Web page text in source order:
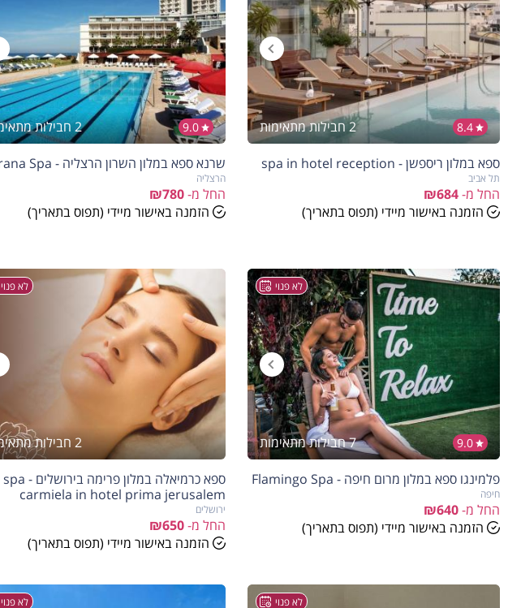
8.4 2 חבילות מתאימות
ספא במלון ריספשן - spa in hotel reception
תל אביב
החל מ-₪684
הזמנה באישור מיידי (תפוס בתאריך)
9.0 2 חבילות מתאימות
שרנא ספא במלון השרון הרצליה - Sarana Spa
הרצליה
החל מ-₪780
הזמנה באישור מיידי (תפוס בתאריך)
לא פנוי
5%בהזמנה להיום
9.0 7 חבילות מתאימות
פלמינגו ספא במלון מרום חיפה - Flamingo Spa
חיפה
החל מ-₪640
הזמנה באישור מיידי (תפוס בתאריך)
לא פנוי
2 חבילות מתאימות
ספא כרמיאלה במלון פרימה בירושלים - spa
carmiela in hotel prima jerusalem
ירושלים
החל מ-₪650
הזמנה באישור מיידי (תפוס בתאריך)
לא פנוי לא פנוי